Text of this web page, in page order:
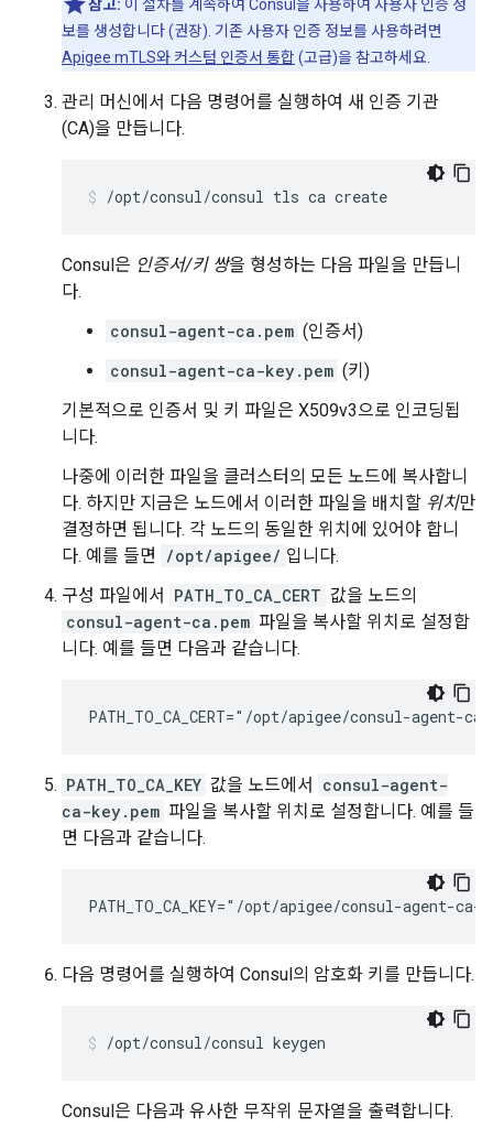
참고: 이 절차를 계속하여 Consul을 사용하여 사용자 인증 정
보를 생성합니다 (권장). 기존 사용자 인증 정보를 사용하려면
Apigee mTLS와 커스텀 인증서 통합 (고급)을 참고하세요.
관리 머신에서 다음 명령어를 실행하여 새 인증 기관
(CA)을 만듭니다.
/opt/consul/consul tls ca create
Consul은 인증서/키 쌍을 형성하는 다음 파일을 만듭니
다.
consul-agent-ca.pem (인증서)
consul-agent-ca-key.pem (키)
기본적으로 인증서 및 키 파일은 X509v3으로 인코딩됩
니다.
나중에 이러한 파일을 클러스터의 모든 노드에 복사합니
다. 하지만 지금은 노드에서 이러한 파일을 배치할 위치만
결정하면 됩니다. 각 노드의 동일한 위치에 있어야 합니
다. 예를 들면
/opt/apigee/ 입니다.
구성 파일에서
PATH_TO_CA_CERT 값을 노드의
consul-agent-ca.pem 파일을 복사할 위치로 설정합
니다. 예를 들면 다음과 같습니다.
PATH_TO_CA_CERT="/opt/apigee/consul-agent-
PATH_TO_CA_KEY 값을 노드에서
consul-agent-
ca-key.pem 파일을 복사할 위치로 설정합니다. 예를 들
면 다음과 같습니다.
PATH_TO_CA_KEY="/opt/apigee/consul-agent-ca-
다음 명령어를 실행하여 Consul의 암호화 키를 만듭니다.
/opt/consul/consul keygen
Consul은 다음과 유사한 무작위 문자열을 출력합니다.